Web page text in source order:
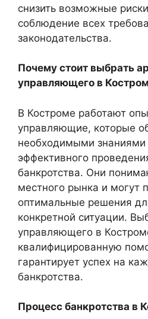
снизить возможные
соблюдение всех
законодательства.
Почему стоит выбрать
управляющего в
В Костроме работают
управляющие, которые
необходимыми
эффективного
банкротства. Они
местного рынка и могут
оптимальные решения
конкретной ситуации.
управляющего в
квалифицированную
гарантирует успех на
банкротства.
Процесс банкротства в